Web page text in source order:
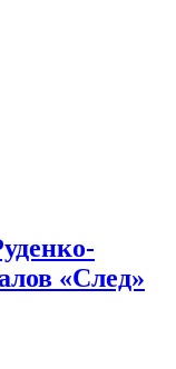
«След»